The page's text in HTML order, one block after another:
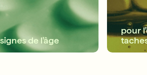
de l'âge
pour